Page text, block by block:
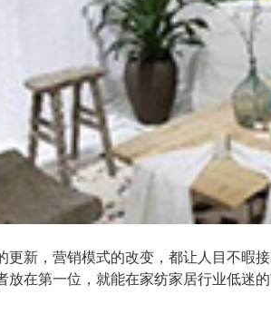
新，营销模式的改变，都让人目不暇
在第一位，就能在家纺家居行业低迷